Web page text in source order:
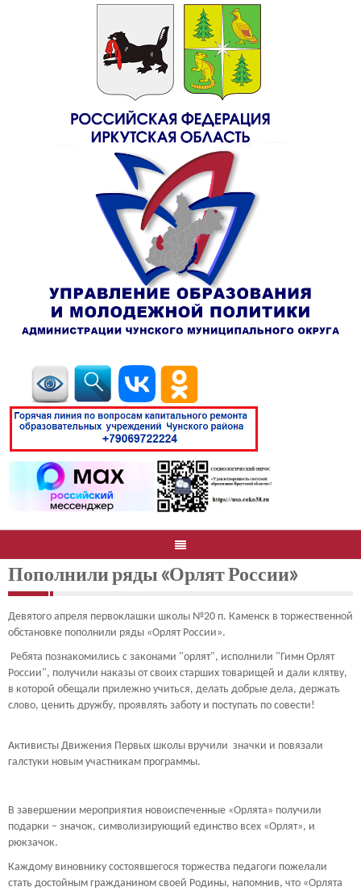
Пополнили ряды «Орлят России»
Девятого апреля первоклашки школы №20 п. Каменск в торжественной
обстановке пополнили ряды «Орлят России».
Ребята познакомились с законами "орлят", исполнили "Гимн Орлят
России", получили наказы от своих старших товарищей и дали клятву,
в которой обещали прилежно учиться, делать добрые дела, держать
слово, ценить дружбу, проявлять заботу и поступать по совести!
Активисты Движения Первых школы вручили значки и повязали
галстуки новым участникам программы.
В завершении мероприятия новоиспеченные «Орлята» получили
подарки – значок, символизирующий единство всех «Орлят», и
рюкзачок.
Каждому виновнику состоявшегося торжества педагоги пожелали
стать достойным гражданином своей Родины, напомнив, что «Орлята